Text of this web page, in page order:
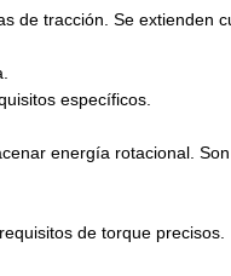
de tracción. Se extienden
específicos.
energía rotacional.
de torque precisos.